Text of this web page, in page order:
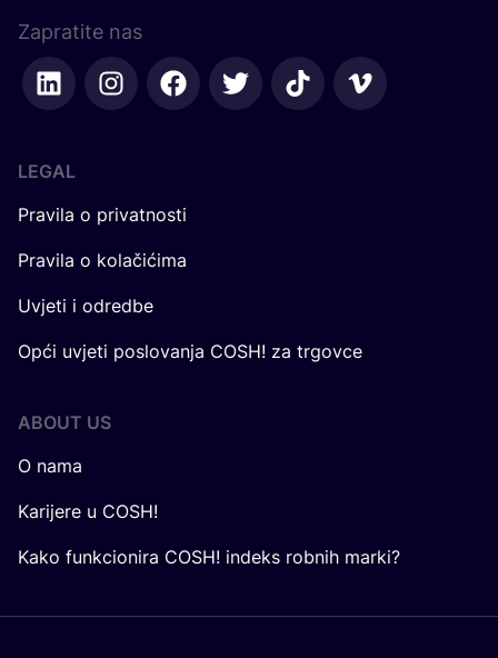
Zapratite nas
LEGAL
Pravila o privatnosti
Pravila o kolačićima
Uvjeti i odredbe
Opći uvjeti poslovanja COSH! za trgovce
ABOUT US
O nama
Karijere u COSH!
Kako funkcionira COSH! indeks robnih marki?